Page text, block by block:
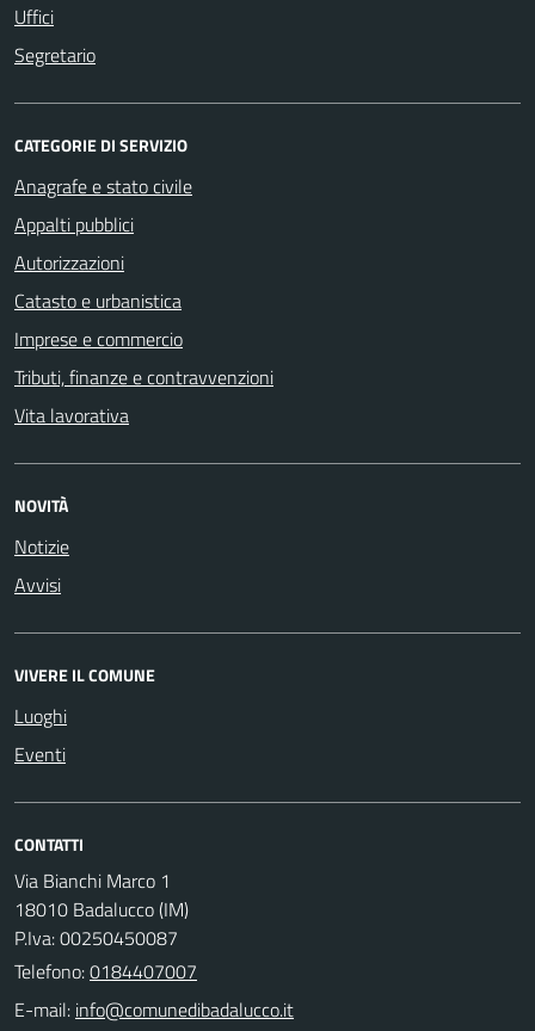
Uffici
Segretario
CATEGORIE DI SERVIZIO
Anagrafe e stato civile
Appalti pubblici
Autorizzazioni
Catasto e urbanistica
Imprese e commercio
Tributi, finanze e contravvenzioni
Vita lavorativa
NOVITÀ
Notizie
Avvisi
VIVERE IL COMUNE
Luoghi
Eventi
CONTATTI
Via Bianchi Marco 1
18010 Badalucco (IM)
P.Iva: 00250450087
Telefono:0184407007
E-mail: